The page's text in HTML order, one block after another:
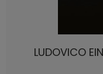
LUDOVICO